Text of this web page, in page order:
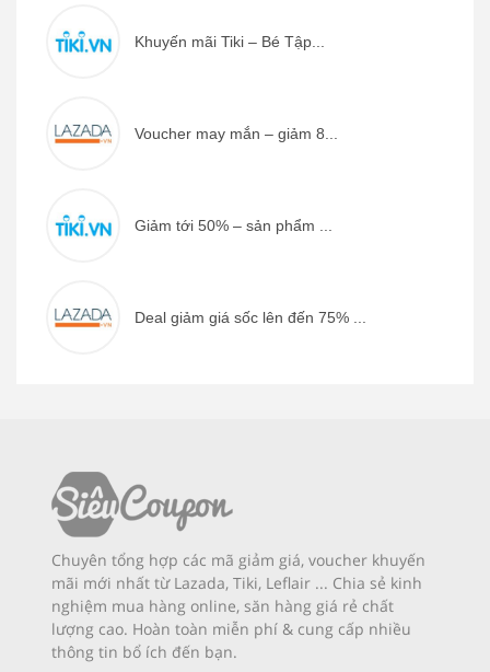
Khuyến mãi Tiki – Bé Tập...
Voucher may mắn – giảm 8...
Giảm tới 50% – sản phẩm ...
Deal giảm giá sốc lên đến 75% ...
Chuyên tổng hợp các mã giảm giá, voucher khuyến
mãi mới nhất từ Lazada, Tiki, Leflair ... Chia sẻ kinh
nghiệm mua hàng online, săn hàng giá rẻ chất
lượng cao. Hoàn toàn miễn phí & cung cấp nhiều
thông tin bổ ích đến bạn.